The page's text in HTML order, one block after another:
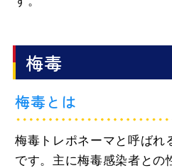
梅毒
梅毒とは
梅毒トレポネーマと呼ばれ
です。主に梅毒感染者との